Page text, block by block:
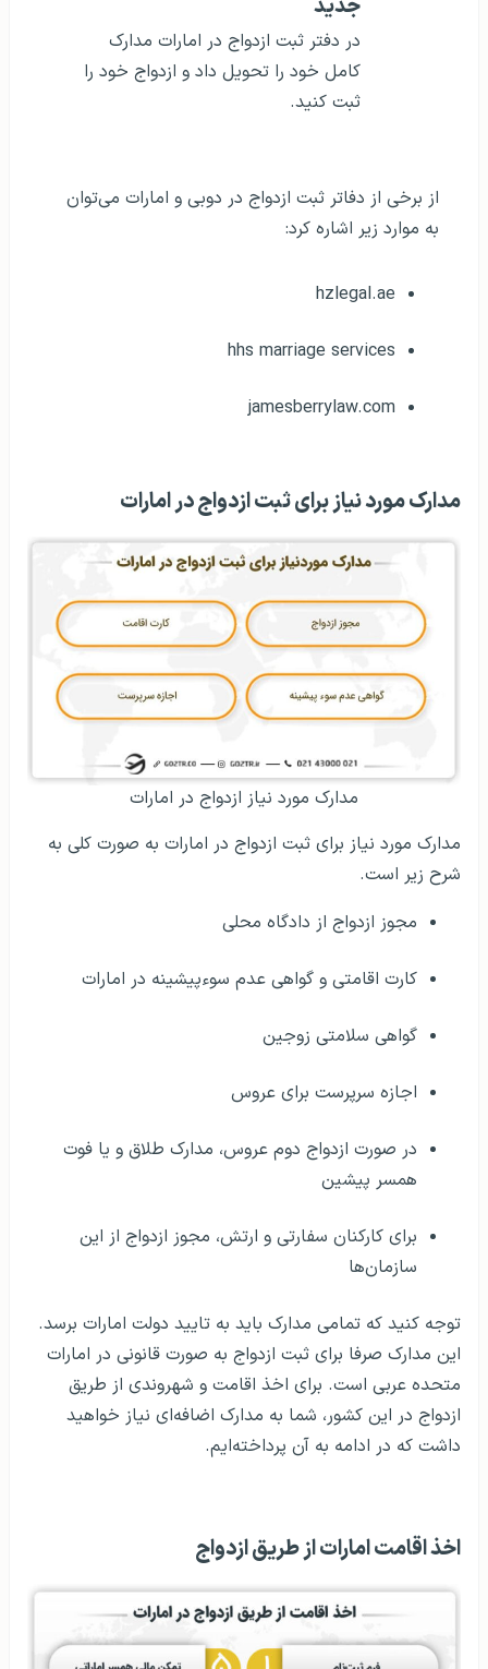
جدید
در دفتر ثبت ازدواج در امارات مدارک
کامل خود را تحویل داد و ازدواج خود را
ثبت کنید.
از برخی از دفاتر ثبت ازدواج در دوبی و امارات می‌توان
به موارد زیر اشاره کرد:
hzlegal.ae
hhs marriage services
jamesberrylaw.com
مدارک مورد نیاز برای ثبت ازدواج در امارات
مدارک مورد نیاز ازدواج در امارات
مدارک مورد نیاز برای ثبت ازدواج در امارات به صورت کلی به
شرح زیر است.
مجوز ازدواج از دادگاه محلی
کارت اقامتی و گواهی عدم سوءپیشینه در امارات
گواهی سلامتی زوجین
اجازه سرپرست برای عروس
در صورت ازدواج دوم عروس، مدارک طلاق و یا فوت
همسر پیشین
برای کارکنان سفارتی و ارتش، مجوز ازدواج از این
سازمان‌ها
توجه کنید که تمامی مدارک باید به تایید دولت امارات برسد.
این مدارک صرفا برای ثبت ازدواج به صورت قانونی در امارات
متحده عربی است. برای اخذ اقامت و شهروندی از طریق
ازدواج در این کشور، شما به مدارک اضافه‌ای نیاز خواهید
داشت که در ادامه به آن پرداخته‌ایم.
اخذ اقامت امارات از طریق ازدواج